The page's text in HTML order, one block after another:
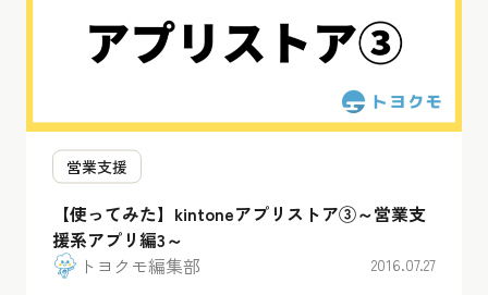
営業支援
【使ってみた】kintoneアプリストア③～営業支
援系アプリ編3～
トヨクモ編集部
2016.07.27